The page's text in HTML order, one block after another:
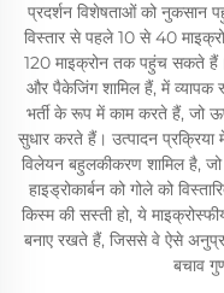
प्रदर्शन विशेषताओं को नुकसान
विस्तार से पहले 10 से 40
120 माइक्रोन तक पहुंच सकते हैं।
और पैकेजिंग शामिल हैं, में व्यापक
भर्ती के रूप में काम करते हैं, जो
सुधार करते हैं। उत्पादन प्रक्रिया
विलेयन बहुलकीकरण शामिल है, जो
हाइड्रोकार्बन को गोले को
किस्म की सस्ती हो, ये
बनाए रखते हैं, जिससे वे ऐसे
बचाव